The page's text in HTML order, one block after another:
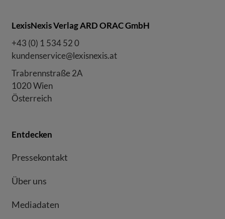
LexisNexis Verlag ARD ORAC GmbH
+43 (0) 1 534 52 0
kundenservice@lexisnexis.at
Trabrennstraße 2A
1020 Wien
Österreich
Entdecken
Pressekontakt
Über uns
Mediadaten